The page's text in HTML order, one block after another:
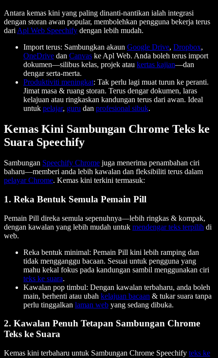
Antara kemas kini yang paling dinanti-nantikan ialah integrasi
dengan storan awan popular, membolehkan pengguna bekerja terus
dari Apl Web Speechify dengan lebih mudah.
Import terus: Sambungkan akaun Google Drive, Dropbox,
OneDrive dan Canvas ke Apl Web. Anda boleh terus import
dokumen—silibus kelas, projek atau kertas kajian—dan
dengar serta-merta.
Produktiviti meningkat: Tak perlu lagi muat turun ke peranti.
Jimat masa & ruang storan. Terus dengar dokumen, laras
kelajuan atau ringkaskan kandungan terus dari awan. Ideal
untuk pelajar, guru dan profesional sibuk.
Kemas Kini Sambungan Chrome Teks ke
Suara Speechify
Sambungan Speechify Chrome juga menerima penambahan ciri
baharu—memberi anda lebih kawalan dan fleksibiliti terus dalam
pelayar Chrome. Kemas kini terkini termasuk:
1. Reka Bentuk Semula Pemain Pill
Pemain Pill direka semula sepenuhnya—lebih ringkas & kompak,
dengan kawalan yang lebih mudah untuk mendengar teks terpilih di
web.
Reka bentuk minimal: Pemain Pill kini lebih ramping dan
tidak mengganggu bacaan. Sesuai untuk pengguna yang
mahu kekal fokus pada kandungan sambil menggunakan ciri
teks ke suara.
Kawalan pop timbul: Dengan kawalan terbaharu, anda boleh
main, berhenti atau ubah kelajuan bacaan & tukar suara tanpa
perlu tinggalkan laman web yang sedang dibuka.
2. Kawalan Penuh Tetapan Sambungan Chrome
Teks ke Suara
Kemas kini terbaharu untuk Sambungan Chrome Speechify teks ke